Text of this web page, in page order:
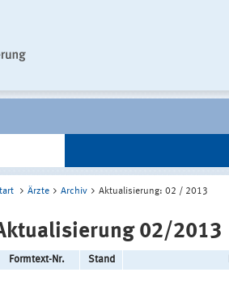
Ärzte Archiv Aktualisierung: 02 / 2013
02/2013
Formtext-Nr. Stand